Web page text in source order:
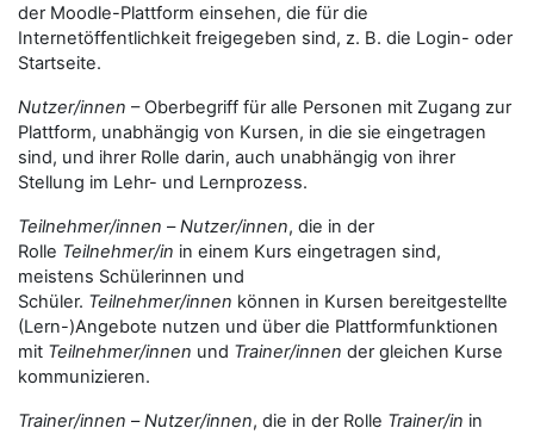
der Moodle-Plattform einsehen, die für die
Internetöffentlichkeit freigegeben sind, z. B. die Login- oder
Startseite.
Nutzer/innen – Oberbegriff für alle Personen mit Zugang zur
Plattform, unabhängig von Kursen, in die sie eingetragen
sind, und ihrer Rolle darin, auch unabhängig von ihrer
Stellung im Lehr- und Lernprozess.
Teilnehmer/innen –Nutzer/innen, die in der
Rolle Teilnehmer/in in einem Kurs eingetragen sind,
meistens Schülerinnen und
Schüler. Teilnehmer/innen können in Kursen bereitgestellte
(Lern-)Angebote nutzen und über die Plattformfunktionen
mit Teilnehmer/innen und Trainer/innen der gleichen Kurse
kommunizieren.
Trainer/innen –Nutzer/innen, die in der Rolle Trainer/in in